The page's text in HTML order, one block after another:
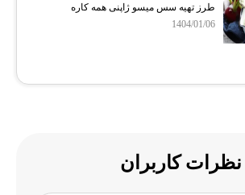
طرز تهیه سس میسو ژاپنی همه کاره
1404/01/06
نظرات کاربران